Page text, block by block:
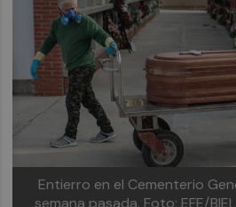
Entierro en el Cementerio
semana pasada. Foto: EFE/